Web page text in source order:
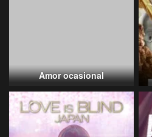
Amor ocasional